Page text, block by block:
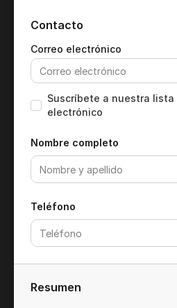
Contacto
Suscríbete a nuestra lista
electrónico
Nombre completo
Teléfono
Resumen